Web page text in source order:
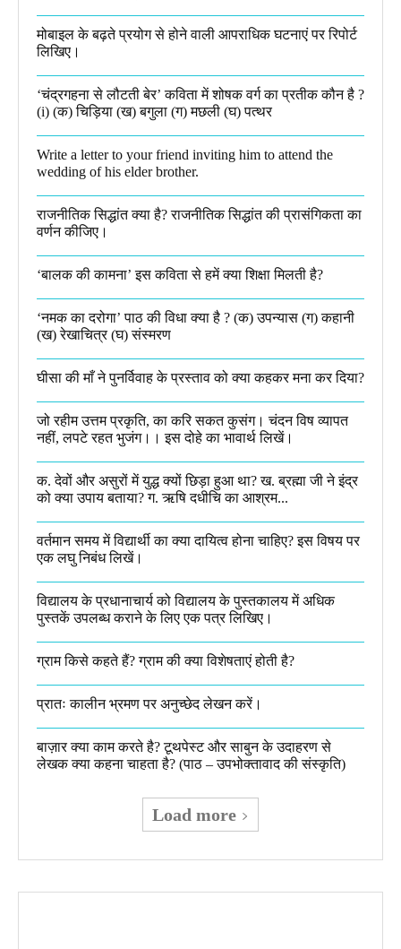
मोबाइल के बढ़ते प्रयोग से होने वाली आपराधिक घटनाएं पर रिपोर्ट
लिखिए।
‘चंद्रगहना से लौटती बेर’ कविता में शोषक वर्ग का प्रतीक कौन है ?
(i) (क) चिड़िया (ख) बगुला (ग) मछली (घ) पत्थर
Write a letter to your friend inviting him to attend the
wedding of his elder brother.
राजनीतिक सिद्धांत क्या है? राजनीतिक सिद्धांत की प्रासंगिकता का
वर्णन कीजिए।
‘बालक की कामना’ इस कविता से हमें क्या शिक्षा मिलती है?
‘नमक का दरोगा’ पाठ की विधा क्या है ? (क) उपन्यास (ग) कहानी
(ख) रेखाचित्र (घ) संस्मरण​
घीसा की माँ ने पुनर्विवाह के प्रस्ताव को क्या कहकर मना कर दिया?
जो रहीम उत्तम प्रकृति, का करि सकत कुसंग। चंदन विष व्यापत
नहीं, लपटे रहत भुजंग।। इस दोहे का भावार्थ लिखें।
क. देवों और असुरों में युद्ध क्यों छिड़ा हुआ था? ख. ब्रह्मा जी ने इंद्र
को क्या उपाय बताया? ग. ऋषि दधीचि का आश्रम...
वर्तमान समय में विद्यार्थी का क्या दायित्व होना चाहिए? इस विषय पर
एक लघु निबंध लिखें।
विद्यालय के प्रधानाचार्य को विद्यालय के पुस्तकालय में अधिक
पुस्तकें उपलब्ध कराने के लिए एक पत्र लिखिए।
ग्राम किसे कहते हैं? ग्राम की क्या विशेषताएं होती है?​
प्रातः कालीन भ्रमण पर अनुच्छेद लेखन करें।
बाज़ार क्या काम करते है? टूथपेस्ट और साबुन के उदाहरण से
लेखक क्या कहना चाहता है? (पाठ – उपभोक्तावाद की संस्कृति)
Load more